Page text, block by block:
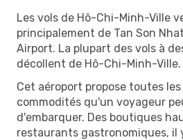
Les vols de Hô-Chi-Minh-Ville
principalement de Tan Son
Airport. La plupart des vols à
décollent de Hô-Chi-Minh-Ville.
Cet aéroport propose toutes
commodités qu'un voyageur
d'embarquer. Des boutiques
restaurants gastronomiques, il